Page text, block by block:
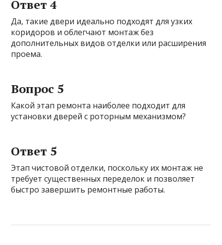
Ответ 4
Да, такие двери идеально подходят для узких
коридоров и облегчают монтаж без
дополнительных видов отделки или расширения
проема.
Вопрос 5
Какой этап ремонта наиболее подходит для
установки дверей с роторным механизмом?
Ответ 5
Этап чистовой отделки, поскольку их монтаж не
требует существенных переделок и позволяет
быстро завершить ремонтные работы.